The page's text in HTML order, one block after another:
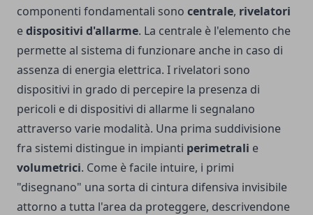
componenti fondamentali sono centrale, rivelatori
edispositivi d'allarme. La centrale è l'elemento che
permette al sistema di funzionare anche in caso di
assenza di energia elettrica. I rivelatori sono
dispositivi in grado di percepire la presenza di
pericoli e di dispositivi di allarme li segnalano
attraverso varie modalità. Una prima suddivisione
fra sistemi distingue in impianti perimetrali e
volumetrici. Come è facile intuire, i primi
"disegnano" una sorta di cintura difensiva invisibile
attorno a tutta l'area da proteggere, descrivendone